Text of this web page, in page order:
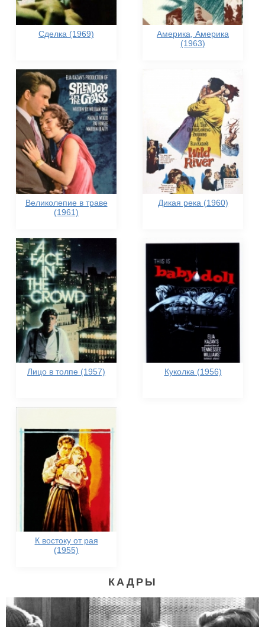
Сделка (1969)
Америка, Америка
(1963)
Великолепие в траве
(1961)
Дикая река (1960)
Лицо в толпе (1957) Куколка (1956)
К востоку от рая
(1955)
КАДРЫ